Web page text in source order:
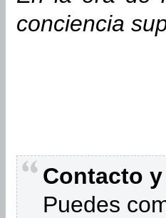
conciencia
Contacto
Puedes